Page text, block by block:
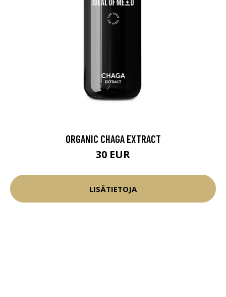
ORGANIC CHAGA EXTRACT
30 EUR
LISÄTIETOJA